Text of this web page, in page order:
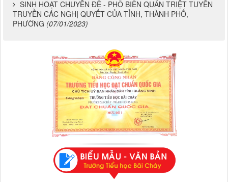
SINH HOẠT CHUYÊN ĐỀ - PHỔ BIẾN QUÁN TRIỆT TUYÊN
TRUYỀN CÁC NGHỊ QUYẾT CỦA TỈNH, THÀNH PHỐ,
PHƯỜNG (07/01/2023)